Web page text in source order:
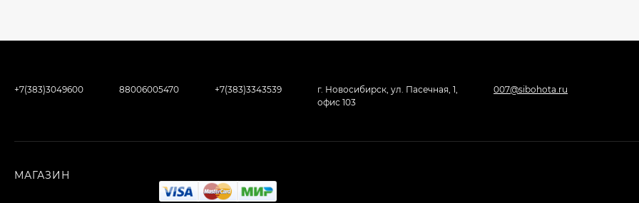
+7(383)3049600 88006005470 +7(383)3343539
г. Новосибирск, ул. Пасечная, 1,
офис 103
007@sibohota.ru
МАГАЗИН